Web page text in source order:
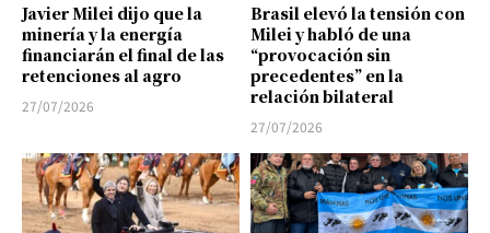
Javier Milei dijo que la
minería y la energía
financiarán el final de las
retenciones al agro
27/07/2026
Brasil elevó la tensión con
Milei y habló de una
“provocación sin
precedentes” en la
relación bilateral
27/07/2026